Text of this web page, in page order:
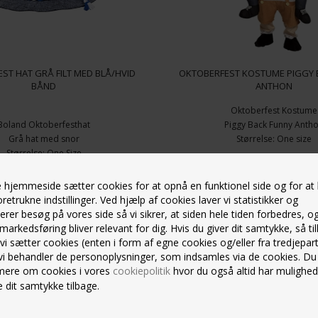
hjemmeside sætter cookies for at opnå en funktionel side og for at
indstillinger. Ved hjælp af cookies laver vi statistikker og
besøg på vores side så vi sikrer, at siden hele tiden forbedres,
bliver relevant for dig. Hvis du giver dit samtykke, så
sætter cookies (enten i form af egne cookies og/eller fra
behandler de personoplysninger, som indsamles via de cookies.
om cookies i vores cookiepolitik hvor du også altid har
samtykke tilbage.
HAT GRÅ FILT MED BLÅ/HVID
BÅND
Oktoberfesthat
Grå hat med snor
Størrelse: One Size
På lager
39,00 Kr.
VIS PRODUKT
OKTOBERFEST KOSTUME PIGGY
ANTHON
Oktoberfest Kostume
Piggy Back Funny
Størrelse: One size
Ikke på lager
499,00 Kr.
VIS PRODUKT